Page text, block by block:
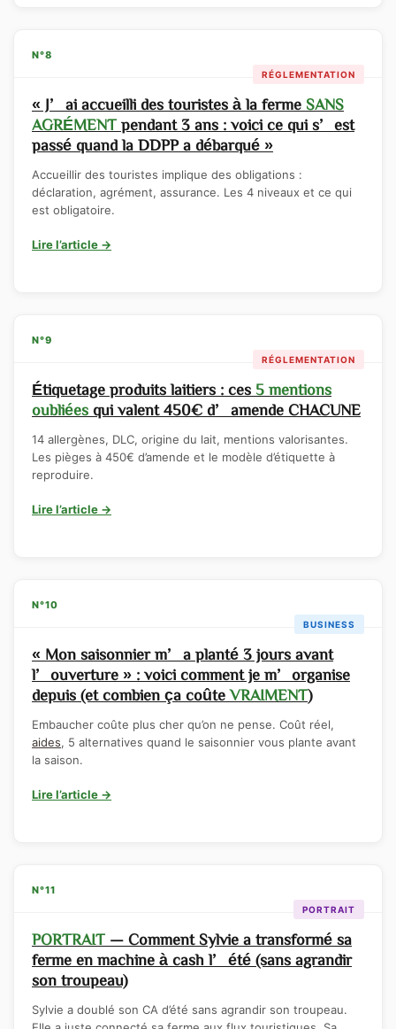
N°8
RÉGLEMENTATION
« J’ai accueilli des touristes à la ferme SANS
AGRÉMENT pendant 3 ans : voici ce qui s’est
passé quand la DDPP a débarqué »
Accueillir des touristes implique des obligations :
déclaration, agrément, assurance. Les 4 niveaux et ce qui
est obligatoire.
Lire l’article →
N°9
RÉGLEMENTATION
Étiquetage produits laitiers : ces 5 mentions
oubliées qui valent 450€ d’amende CHACUNE
14 allergènes, DLC, origine du lait, mentions valorisantes.
Les pièges à 450€ d’amende et le modèle d’étiquette à
reproduire.
Lire l’article →
N°10
BUSINESS
« Mon saisonnier m’a planté 3 jours avant
l’ouverture » : voici comment je m’organise
depuis (et combien ça coûteVRAIMENT)
Embaucher coûte plus cher qu’on ne pense. Coût réel,
aides, 5 alternatives quand le saisonnier vous plante avant
la saison.
Lire l’article →
N°11
PORTRAIT
PORTRAIT — Comment Sylvie a transformé sa
ferme en machine à cash l’été (sans agrandir
son troupeau)
Sylvie a doublé son CA d’été sans agrandir son troupeau.